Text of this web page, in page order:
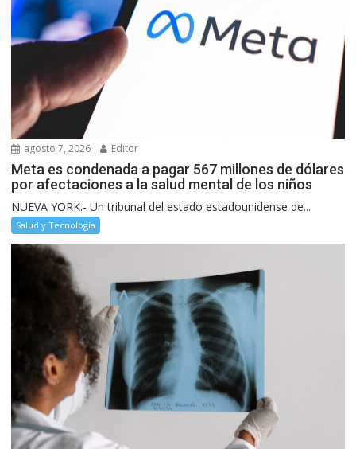
agosto 7, 2026 Editor
Meta es condenada a pagar 567 millones de dólares
por afectaciones a la salud mental de los niños
NUEVA YORK.- Un tribunal del estado estadounidense de...
Salud y Tecnología